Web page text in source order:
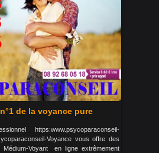
de la voyance pure
https:www.psycoparaconseil-
Voyance vous offre des
Voyant en ligne extrêmement